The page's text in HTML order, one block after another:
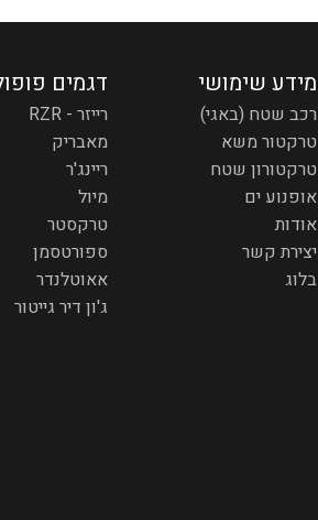
מידע שימושי
רכב שטח (באגי)
טרקטור משא
טרקטורון שטח
אופנוע ים
אודות
יצירת קשר
בלוג
דגמים
רייזר - RZR
מאבריק
ריינג'ר
מיול
טרקסטר
ספורטסמן
אאוטלנדר
ג'ון דיר גייטור